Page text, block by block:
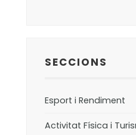
SECCIONS
Esport i Rendiment
Activitat Física i